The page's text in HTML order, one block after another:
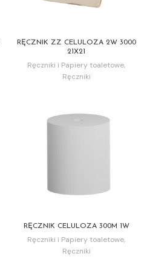
RĘCZNIK ZZ CELULOZA 2W 3000
21X21
Ręczniki i Papiery toaletowe,
Ręczniki
RĘCZNIK CELULOZA 300M 1W
Ręczniki i Papiery toaletowe,
Ręczniki